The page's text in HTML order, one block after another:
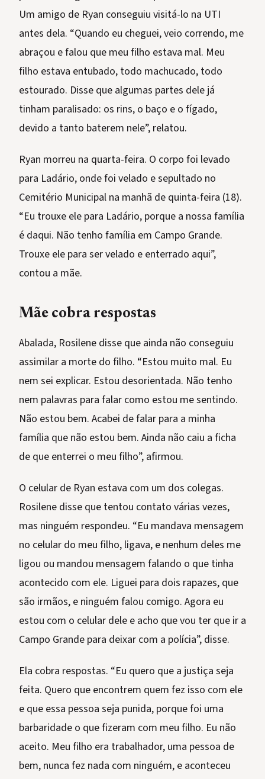
Um amigo de Ryan conseguiu visitá-lo na UTI
antes dela. “Quando eu cheguei, veio correndo, me
abraçou e falou que meu filho estava mal. Meu
filho estava entubado, todo machucado, todo
estourado. Disse que algumas partes dele já
tinham paralisado: os rins, o baço e o fígado,
devido a tanto baterem nele”, relatou.
Ryan morreu na quarta-feira. O corpo foi levado
para Ladário, onde foi velado e sepultado no
Cemitério Municipal na manhã de quinta-feira (18).
“Eu trouxe ele para Ladário, porque a nossa família
é daqui. Não tenho família em Campo Grande.
Trouxe ele para ser velado e enterrado aqui”,
contou a mãe.
Mãe cobra respostas
Abalada, Rosilene disse que ainda não conseguiu
assimilar a morte do filho. “Estou muito mal. Eu
nem sei explicar. Estou desorientada. Não tenho
nem palavras para falar como estou me sentindo.
Não estou bem. Acabei de falar para a minha
família que não estou bem. Ainda não caiu a ficha
de que enterrei o meu filho”, afirmou.
O celular de Ryan estava com um dos colegas.
Rosilene disse que tentou contato várias vezes,
mas ninguém respondeu. “Eu mandava mensagem
no celular do meu filho, ligava, e nenhum deles me
ligou ou mandou mensagem falando o que tinha
acontecido com ele. Liguei para dois rapazes, que
são irmãos, e ninguém falou comigo. Agora eu
estou com o celular dele e acho que vou ter que ir a
Campo Grande para deixar com a polícia”, disse.
Ela cobra respostas. “Eu quero que a justiça seja
feita. Quero que encontrem quem fez isso com ele
e que essa pessoa seja punida, porque foi uma
barbaridade o que fizeram com meu filho. Eu não
aceito. Meu filho era trabalhador, uma pessoa de
bem, nunca fez nada com ninguém, e aconteceu